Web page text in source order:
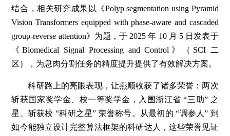
结合，相关研究成果以《Polyp segmentation using Pyramid
Vision Transformers equipped with phase-aware and cascaded
group-reverse attention》为题，于 2025 年 10 月 5 日发表于
《Biomedical Signal Processing and Control》（SCI 二
区），为息肉分割任务的精度提升提供了有效解决方案。
科研路上的亮眼表现，让燕顺收获了诸多荣誉：两次
斩获国家奖学金、校一等奖学金，入围浙江省 “三助” 之
星、斩获校 “科研之星” 荣誉称号。从最初的 “调参人” 到
如今能独立设计完整算法框架的科研达人，这些荣誉见证